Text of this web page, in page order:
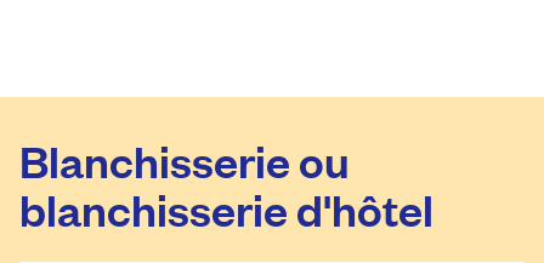
Blanchisserie ou
blanchisserie d'hôtel